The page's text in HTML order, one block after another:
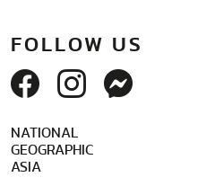
FOLLOW US
NATIONAL
GEOGRAPHIC
ASIA